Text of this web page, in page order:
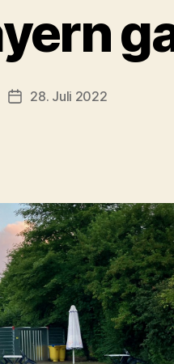
Veröffentlichungsdatum
28. Juli 2022